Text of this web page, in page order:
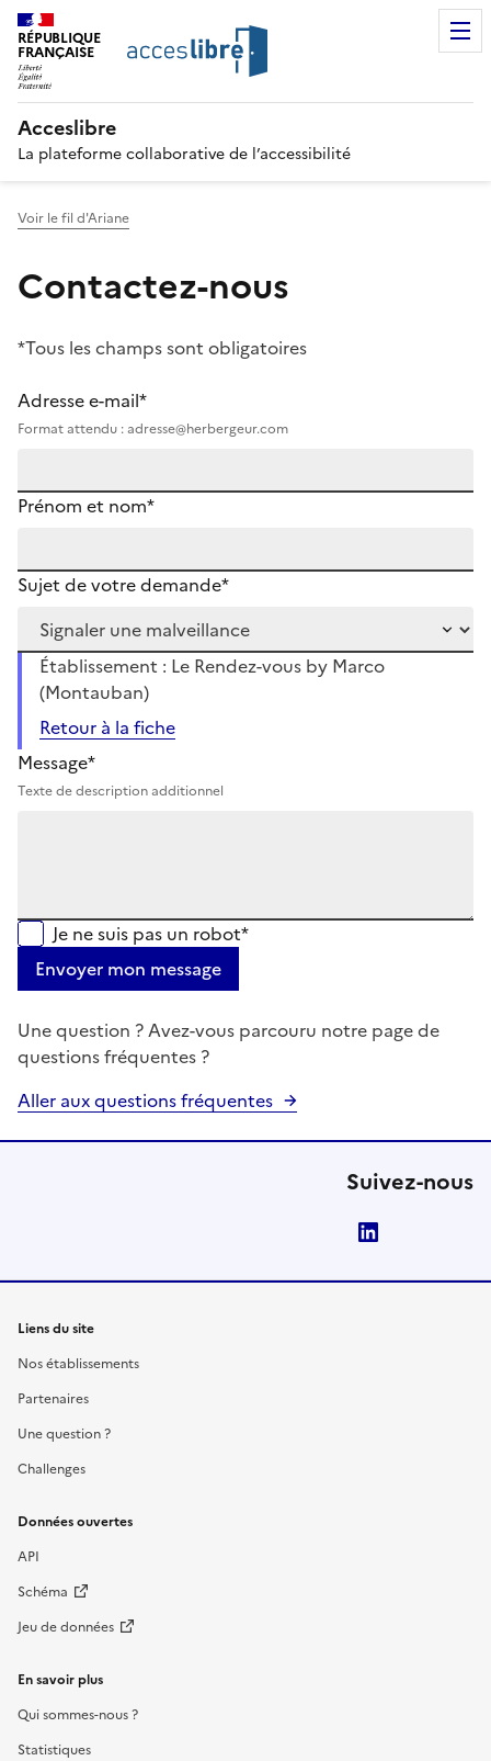
RÉPUBLIQUE
FRANÇAISE
Acceslibre
La plateforme collaborative de l’accessibilité
Voir le fil d'Ariane
Contactez-nous
*Tous les champs sont obligatoires
Adresse e-mail*
Format attendu : adresse@herbergeur.com
Prénom et nom*
Sujet de votre demande*
Établissement : Le Rendez-vous by Marco
(Montauban)
Retour à la fiche
Message*
Texte de description additionnel
Je ne suis pas un robot*
Envoyer mon message
Une question ? Avez-vous parcouru notre page de
questions fréquentes ?
Aller aux questions fréquentes
Suivez-nous
Liens du site
Nos établissements
Partenaires
Une question ?
Challenges
Données ouvertes
API
Schéma
Jeu de données
En savoir plus
Qui sommes-nous ?
Statistiques